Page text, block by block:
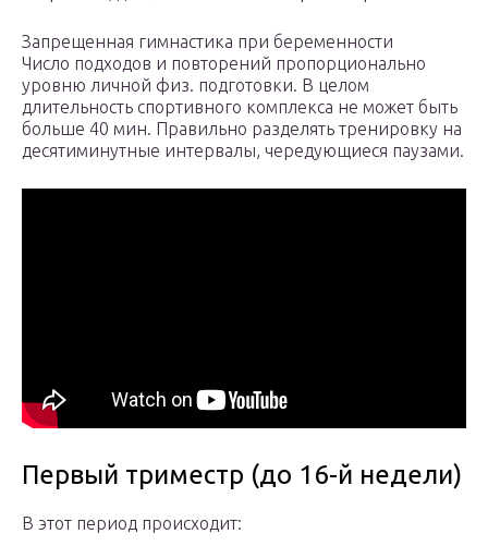
Запрещенная гимнастика при беременности
Число подходов и повторений пропорционально
уровню личной физ. подготовки. В целом
длительность спортивного комплекса не может быть
больше 40 мин. Правильно разделять тренировку на
десятиминутные интервалы, чередующиеся паузами.
Первый триместр (до 16-й недели)
В этот период происходит: